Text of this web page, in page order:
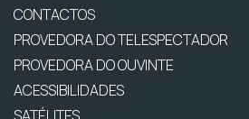
CONTACTOS
PROVEDORA DO TELESPECTADOR
PROVEDORA DO OUVINTE
ACESSIBILIDADES